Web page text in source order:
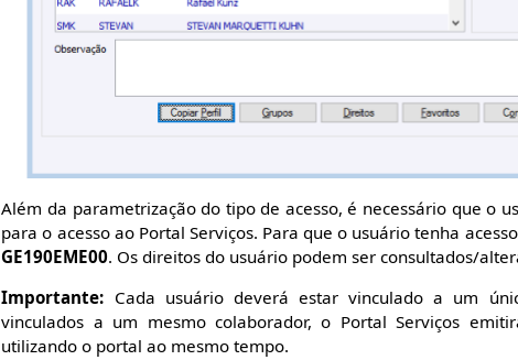
Além da parametrização do tipo de acesso, é necessário que o
para o acesso ao Portal Serviços. Para que o usuário tenha
GE190EME00. Os direitos do usuário podem ser consultados/
Importante: Cada usuário deverá estar vinculado a um
vinculados a um mesmo colaborador, o Portal Serviços
utilizando o portal ao mesmo tempo.